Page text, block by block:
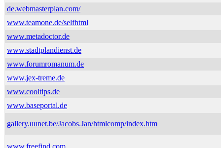
de.webmasterplan.com/
www.teamone.de/selfhtml
www.metadoctor.de
www.stadtplandienst.de
www.forumromanum.de
www.jex-treme.de
www.cooltips.de
www.baseportal.de
gallery.uunet.be/Jacobs.Jan/htmlcomp/index.htm